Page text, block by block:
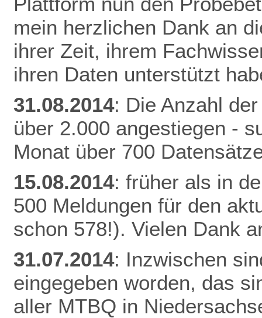
mein herzlichen Dank an
ihrer Zeit, ihrem
ihren Daten unterstützt
31.08.2014: Die Anzahl
über 2.000 angestiegen -
Monat über 700
15.08.2014: früher als in
500 Meldungen für den
schon 578!). Vielen Dank
31.07.2014: Inzwischen
eingegeben worden, das
aller MTBQ in